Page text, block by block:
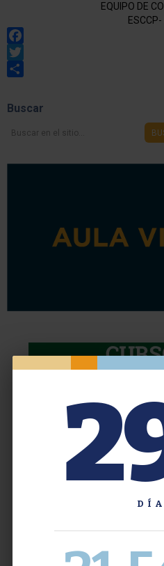
EQUIPO DE
Facebook
Twitter
Buscar
Buscar